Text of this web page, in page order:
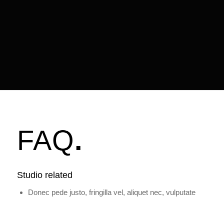
FAQ.
Studio related
Donec pede justo, fringilla vel, aliquet nec, vulputate